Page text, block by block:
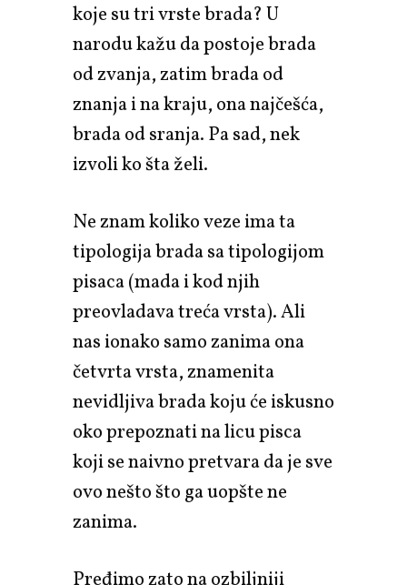
koje su tri vrste brada? U
narodu kažu da postoje brada
od zvanja, zatim brada od
znanja i na kraju, ona najčešća,
brada od sranja. Pa sad, nek
izvoli ko šta želi.
Ne znam koliko veze ima ta
tipologija brada sa tipologijom
pisaca (mada i kod njih
preovladava treća vrsta). Ali
nas ionako samo zanima ona
četvrta vrsta, znamenita
nevidljiva brada koju će iskusno
oko prepoznati na licu pisca
koji se naivno pretvara da je sve
ovo nešto što ga uopšte ne
zanima.
Pređimo zato na ozbiljniji